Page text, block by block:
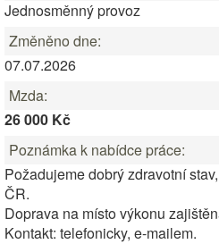
Jednosměnný provoz
Změněno dne:
07.07.2026
Mzda:
26 000 Kč
Poznámka k nabídce práce:
Požadujeme dobrý zdravotní
ČR.
Doprava na místo výkonu
Kontakt: telefonicky, e-mailem.